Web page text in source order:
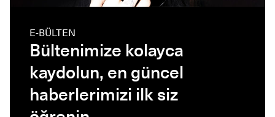
E-BÜLTEN
Bültenimize kolayca
kaydolun, en güncel
haberlerimizi ilk siz